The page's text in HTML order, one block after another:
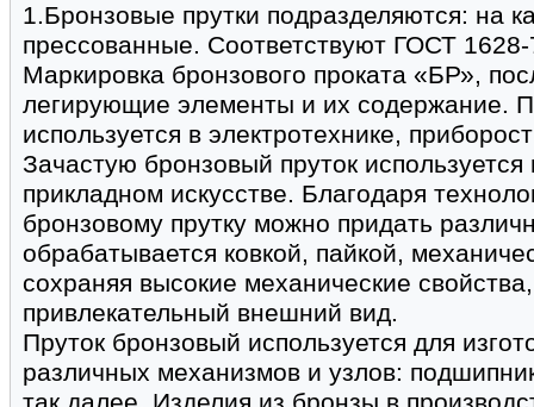
1.Бронзовые прутки подразделяются: на
прессованные. Соответствуют ГОСТ
Маркировка бронзового проката «БР»,
легирующие элементы и их содержание.
используется в электротехнике,
Зачастую бронзовый пруток используется
прикладном искусстве. Благодаря
бронзовому прутку можно придать
обрабатывается ковкой, пайкой,
сохраняя высокие механические
привлекательный внешний вид.
Пруток бронзовый используется для
различных механизмов и узлов: